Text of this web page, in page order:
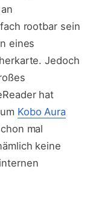
rootbar sein
eines
Jedoch
hat
Kobo Aura
mal
keine